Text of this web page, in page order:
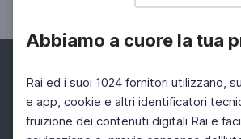
Abbiamo a cuore la tua
Rai ed i suoi 1024 fornitori utilizzano,
e app, cookie e altri identificatori
fruizione dei contenuti digitali Rai e
Facebook Instagram